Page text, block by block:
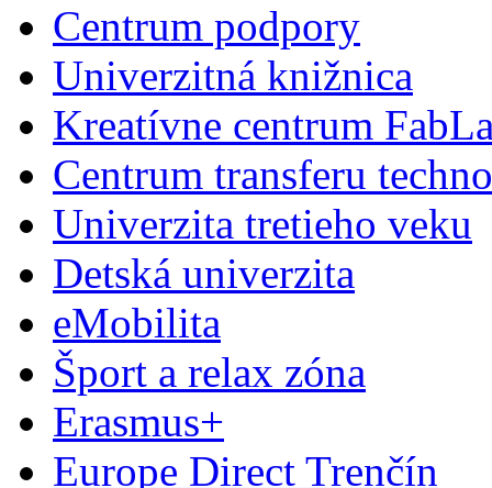
Centrum podpory
Univerzitná knižnica
Kreatívne centrum
Centrum transferu
Univerzita tretieho veku
Detská univerzita
eMobilita
Šport a relax zóna
Erasmus+
Europe Direct Trenčín